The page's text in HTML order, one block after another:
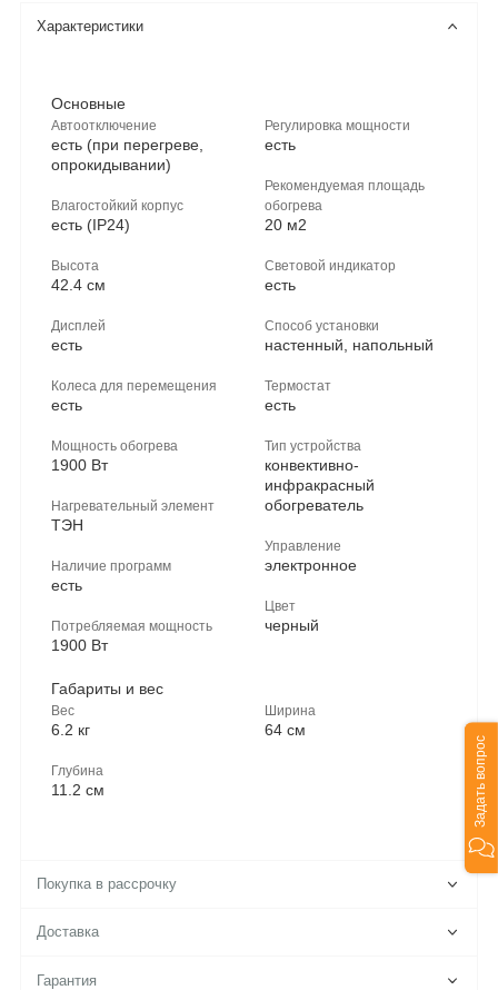
Характеристики
Основные
Автоотключение
есть (при перегреве,
опрокидывании)
Влагостойкий корпус
есть (IP24)
Высота
42.4 см
Дисплей
есть
Колеса для перемещения
есть
Мощность обогрева
1900 Вт
Нагревательный элемент
ТЭН
Наличие программ
есть
Потребляемая мощность
1900 Вт
Регулировка мощности
есть
Рекомендуемая площадь
обогрева
20 м2
Световой индикатор
есть
Способ установки
настенный, напольный
Термостат
есть
Тип устройства
конвективно-
инфракрасный
обогреватель
Управление
электронное
Цвет
черный
Габариты и вес
Вес
6.2 кг
Глубина
11.2 см
Ширина
64 см
Покупка в рассрочку
Доставка
Гарантия
Задать вопрос